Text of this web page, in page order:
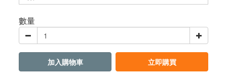
數量
加入購物車 立即購買